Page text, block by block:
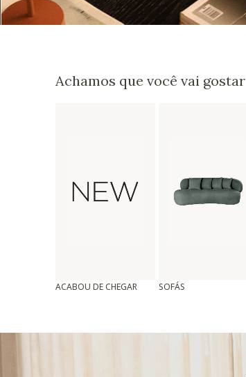
Achamos que você vai gostar
ACABOU DE CHEGAR SOFÁS